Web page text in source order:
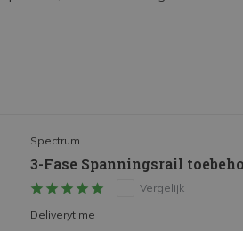
Spectrum
3-Fase Spanningsrail
Vergelijk
Deliverytime